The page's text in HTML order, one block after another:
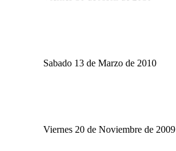
Sabado 13 de Marzo de 2010
Viernes 20 de Noviembre de 2009